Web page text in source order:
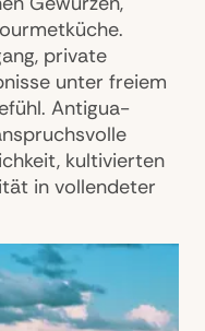
private
unter freiem
Antigua-
kultivierten
in vollendeter